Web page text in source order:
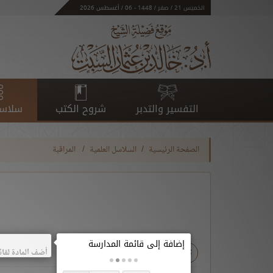
الخميس 21 / صفر / 1448 - 06 / أغسطس 2026
التفسير والتدبر شروح الكتب
الصفحة الرئيسية السلاسل العلمية المراقبة
تحميل أضف المادة